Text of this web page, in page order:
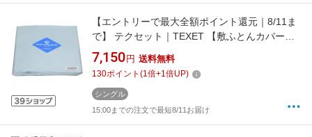
【エントリーで最大全額ポイント還元｜8/11ま
で】 テクセット｜TEXET 【敷ふとんカバー】
ミクロガードスタンダード シングルサイズ(ポ
リエステル100%/105×215cm/ブルー)
[MGS0002]
7,150 円 送料無料
130ポイント (1倍+1倍UP)
シングル
15:00までの注文で最短8/11お届け